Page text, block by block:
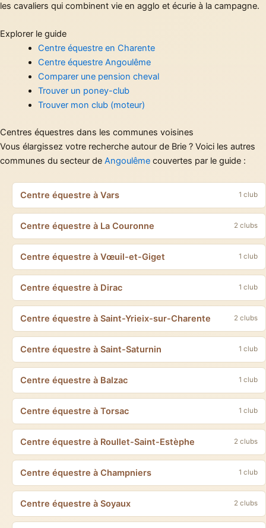
les cavaliers qui combinent vie en agglo et écurie à la campagne.
Explorer le guide
Centre équestre en Charente
Centre équestre Angoulême
Comparer une pension cheval
Trouver un poney-club
Trouver mon club (moteur)
Centres équestres dans les communes voisines
Vous élargissez votre recherche autour de Brie ? Voici les autres
communes du secteur de Angoulême couvertes par le guide :
Centre équestre à Vars 1 club
Centre équestre à La Couronne 2 clubs
Centre équestre à Vœuil-et-Giget 1 club
Centre équestre à Dirac 1 club
Centre équestre à Saint-Yrieix-sur-Charente 2 clubs
Centre équestre à Saint-Saturnin 1 club
Centre équestre à Balzac 1 club
Centre équestre à Torsac 1 club
Centre équestre à Roullet-Saint-Estèphe 2 clubs
Centre équestre à Champniers 1 club
Centre équestre à Soyaux 2 clubs